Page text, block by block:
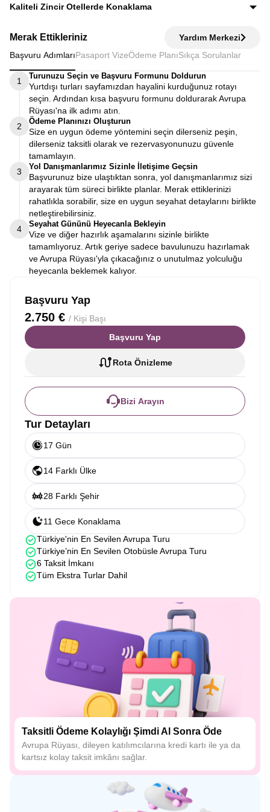
Ekstra tur ücreti alınmaz; programda yer alan tüm geziler
Kaliteli Zincir Otellerde Konaklama
kalınırken, Avrupa Rüyası’nda merkeze yakın kaliteli zincir
otellerde konaklayarak zamanınızı verimli kullanırsınız.
Merak Ettikleriniz
Yardım Merkezi
Başvuru AdımlarıPasaport VizeÖdeme Planı Sıkça Sorulanlar
1
Turunuzu Seçin ve Başvuru Formunu Doldurun
Yurtdışı turları sayfamızdan hayalini kurduğunuz rotayı
seçin. Ardından kısa başvuru formunu doldurarak Avrupa
Rüyası'na ilk adımı atın.
2
Ödeme Planınızı Oluşturun
Size en uygun ödeme yöntemini seçin dilerseniz peşin,
dilerseniz taksitli olarak ve rezervasyonunuzu güvenle
tamamlayın.
3
Yol Danışmanlarımız Sizinle İletişime Geçsin
Başvurunuz bize ulaştıktan sonra, yol danışmanlarımız sizi
arayarak tüm süreci birlikte planlar. Merak ettiklerinizi
rahatlıkla sorabilir, size en uygun seyahat detaylarını birlikte
netleştirebilirsiniz.
4
Seyahat Gününü Heyecanla Bekleyin
Vize ve diğer hazırlık aşamalarını sizinle birlikte
tamamlıyoruz. Artık geriye sadece bavulunuzu hazırlamak
ve Avrupa Rüyası'yla çıkacağınız o unutulmaz yolculuğu
heyecanla beklemek kalıyor.
Başvuru Yap
2.750 € / Kişi Başı
Başvuru Yap
Rota Önizleme
Bizi Arayın
Tur Detayları
17 Gün
14 Farklı Ülke
28 Farklı Şehir
11 Gece Konaklama
Türkiye'nin En Sevilen Avrupa Turu
Türkiye’nin En Sevilen Otobüsle Avrupa Turu
6 Taksit İmkanı
Tüm Ekstra Turlar Dahil
Taksitli Ödeme Kolaylığı Şimdi Al Sonra Öde
Avrupa Rüyası, dileyen katılımcılarına kredi kartı ile ya da
kartsız kolay taksit imkânı sağlar.